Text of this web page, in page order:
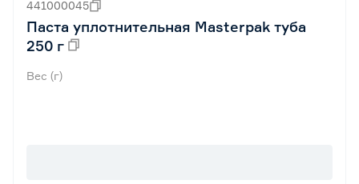
441000045
Паста уплотнительная Masterpak туба
250 г
Вес (г)